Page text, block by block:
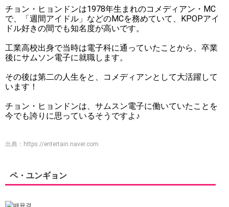
チョン・ヒョンドンは1978年生まれのコメディアン・MC
で、「週間アイドル」などのMCを務めていて、KPOPアイ
ドル好きの間でも知名度が高いです。
工業高校出身で当時は電子科に通っていたことから、卒業
後にサムソン電子に就職します。
その後は第二の人生をと、コメディアンとして大活躍して
います！
チョン・ヒョンドンは、サムスン電子に働いていたことを
今でも誇りに思っているそうですよ♪
出典： https://entertain.naver.com
ペ・ユンギョン